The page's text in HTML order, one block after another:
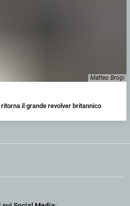
Matteo Brogi
il grande revolver britannico